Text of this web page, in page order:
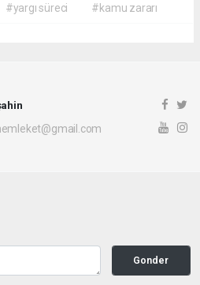
#yargı süreci #kamu zararı
Gonder